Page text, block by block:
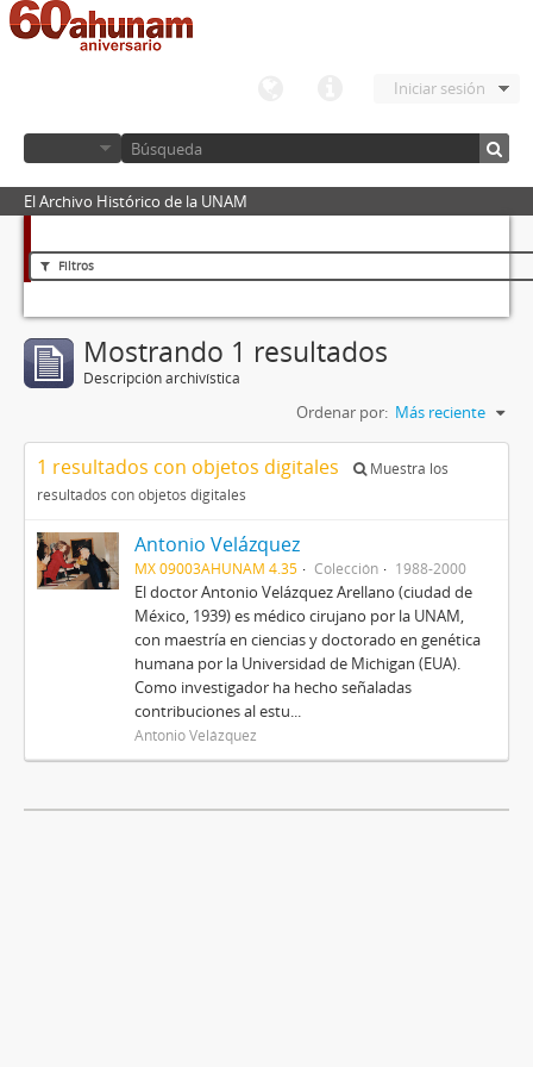
Iniciar sesión
El Archivo Histórico de la UNAM
Filtros
Mostrando 1 resultados
Descripción archivística
Ordenar por: Más reciente
1 resultados con objetos digitales
Muestra los
resultados con objetos digitales
Antonio Velázquez
MX 09003AHUNAM 4.35 Colección 1988-2000
El doctor Antonio Velázquez Arellano (ciudad de
México, 1939) es médico cirujano por la UNAM,
con maestría en ciencias y doctorado en genética
humana por la Universidad de Michigan (EUA).
Como investigador ha hecho señaladas
contribuciones al estu...
Antonio Velázquez